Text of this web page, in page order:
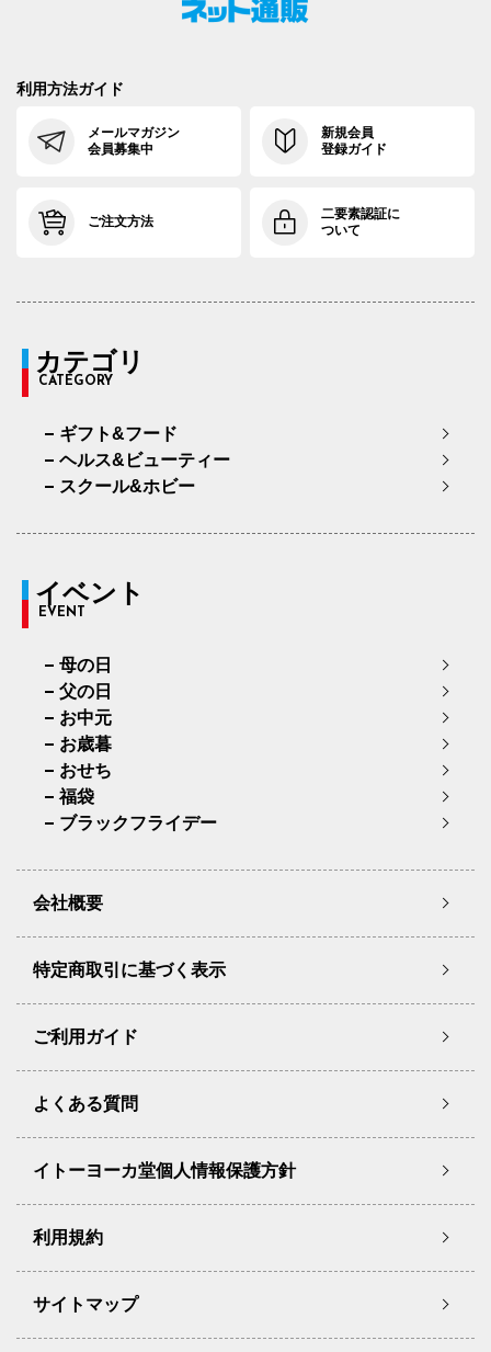
利用方法ガイド
メールマガジン
会員募集中
新規会員
登録ガイド
ご注文方法
二要素認証に
ついて
カテゴリ
CATEGORY
ギフト&フード
ヘルス&ビューティー
スクール&ホビー
イベント
EVENT
母の日
父の日
お中元
お歳暮
おせち
福袋
ブラックフライデー
会社概要
特定商取引に基づく表示
ご利用ガイド
よくある質問
イトーヨーカ堂個人情報保護方針
利用規約
サイトマップ